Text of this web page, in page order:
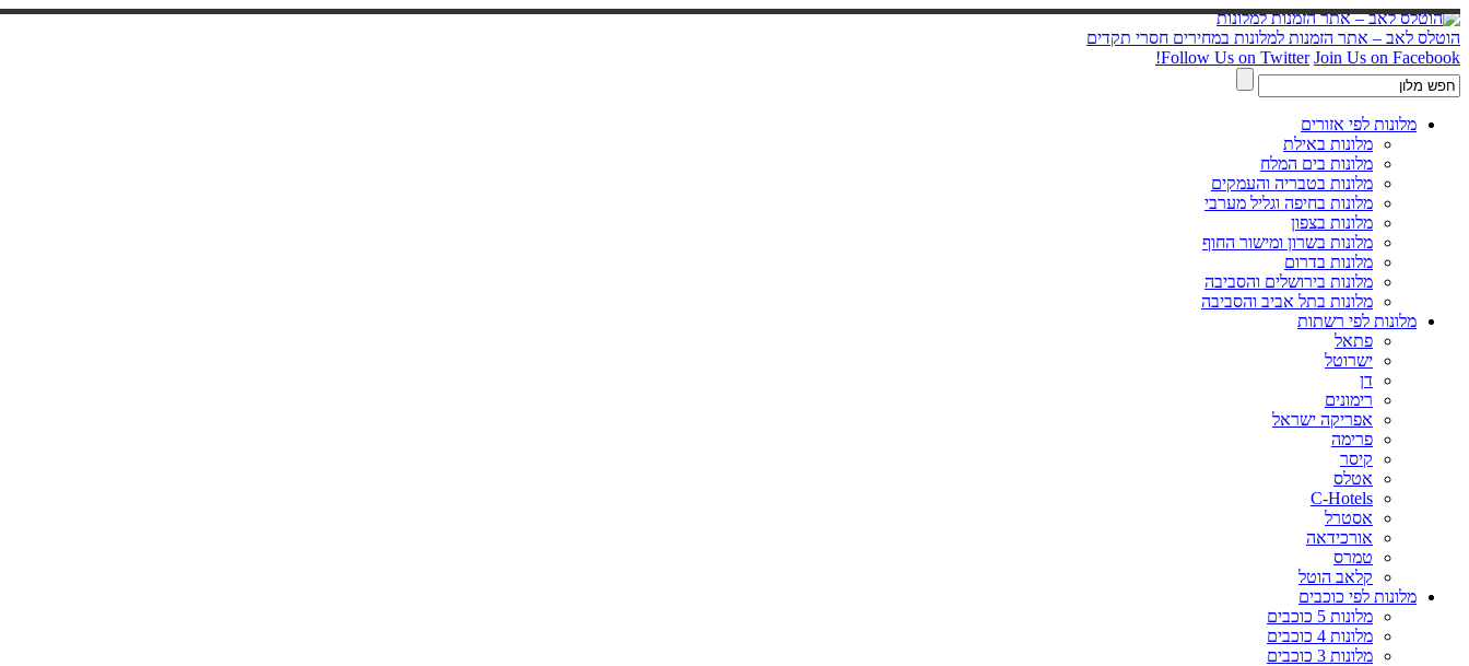
הוטלס לאב – אתר הזמנות למלונות במחירים חסרי תקדים
Follow Us on Twitter Join Us on Facebook!
מלונות לפי אזורים
מלונות באילת
מלונות בים המלח
מלונות בטבריה והעמקים
מלונות בחיפה וגליל מערבי
מלונות בצפון
מלונות בשרון ומישור החוף
מלונות בדרום
מלונות בירושלים והסביבה
מלונות בתל אביב והסביבה
מלונות לפי רשתות
פתאל
ישרוטל
דן
רימונים
אפריקה ישראל
פרימה
קיסר
אטלס
C-Hotels
אסטרל
אורכידאה
טמרס
קלאב הוטל
מלונות לפי כוכבים
מלונות 5 כוכבים
מלונות 4 כוכבים
מלונות 3 כוכבים